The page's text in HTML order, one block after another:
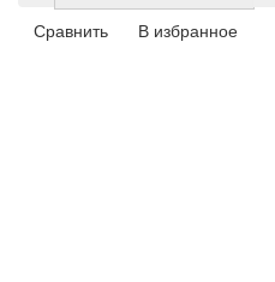
Сравнить
В избранное